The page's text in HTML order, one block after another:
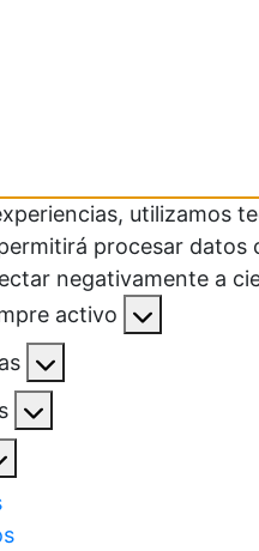
utilizamos
procesar
negativamente a
activo